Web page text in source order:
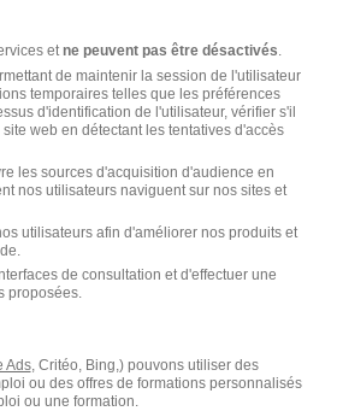
et ne peuvent pas être désactivés
de maintenir la session de l'utilisateur
temporaires telles que les préférences
d'identification de l'utilisateur, vérifier s'il
web en détectant les tentatives d'accès
les sources d'acquisition d'audience en
nos utilisateurs naviguent sur nos sites et
utilisateurs afin d'améliorer nos produits et
de consultation et d'effectuer une
proposées.
Ads, Critéo, Bing,) pouvons utiliser des
ou des offres de formations personnalisés
ou une formation.